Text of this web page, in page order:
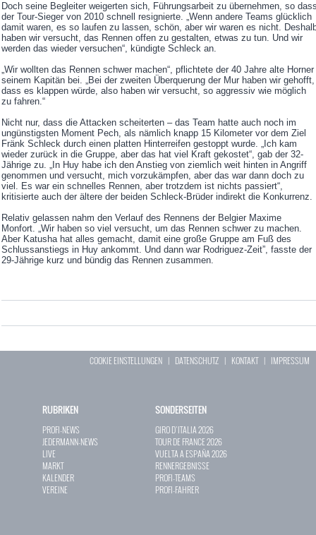
Doch seine Begleiter weigerten sich, Führungsarbeit zu übernehmen, so
der Tour-Sieger von 2010 schnell resignierte. „Wenn andere Teams glücklich
damit waren, es so laufen zu lassen, schön, aber wir waren es nicht.
haben wir versucht, das Rennen offen zu gestalten, etwas zu tun. Und wir
werden das wieder versuchen“, kündigte Schleck an.
„Wir wollten das Rennen schwer machen“, pflichtete der 40 Jahre alte Horner
seinem Kapitän bei. „Bei der zweiten Überquerung der Mur haben wir gehofft,
dass es klappen würde, also haben wir versucht, so aggressiv wie möglich
zu fahren.“
Nicht nur, dass die Attacken scheiterten – das Team hatte auch noch im
ungünstigsten Moment Pech, als nämlich knapp 15 Kilometer vor dem Ziel
Fränk Schleck durch einen platten Hinterreifen gestoppt wurde. „Ich kam
wieder zurück in die Gruppe, aber das hat viel Kraft gekostet“, gab der 32-
Jährige zu. „In Huy habe ich den Anstieg von ziemlich weit hinten in Angriff
genommen und versucht, mich vorzukämpfen, aber das war dann doch zu
viel. Es war ein schnelles Rennen, aber trotzdem ist nichts passiert“,
kritisierte auch der ältere der beiden Schleck-Brüder indirekt die Konkurrenz.
Relativ gelassen nahm den Verlauf des Rennens der Belgier Maxime
Monfort. „Wir haben so viel versucht, um das Rennen schwer zu machen.
Aber Katusha hat alles gemacht, damit eine große Gruppe am Fuß des
Schlussanstiegs in Huy ankommt. Und dann war Rodriguez-Zeit”, fasste der
29-Jährige kurz und bündig das Rennen zusammen.
COOKIE EINSTELLUNGEN | DATENSCHUTZ | KONTAKT| IMPRESSUM
RUBRIKEN
PROFI-NEWS
JEDERMANN-NEWS
LIVE
MARKT
KALENDER
VEREINE
SONDERSEITEN
GIRO D`ITALIA 2026
TOUR DE FRANCE 2026
VUELTA A ESPAÑA 2026
RENNERGEBNISSE
PROFI-TEAMS
PROFI-FAHRER